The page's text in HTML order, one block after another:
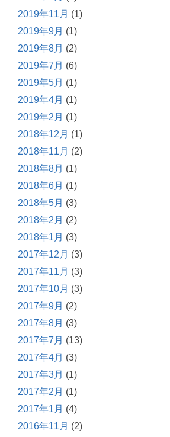
2019年11月 (1)
2019年9月 (1)
2019年8月 (2)
2019年7月 (6)
2019年5月 (1)
2019年4月 (1)
2019年2月 (1)
2018年12月 (1)
2018年11月 (2)
2018年8月 (1)
2018年6月 (1)
2018年5月 (3)
2018年2月 (2)
2018年1月 (3)
2017年12月 (3)
2017年11月 (3)
2017年10月 (3)
2017年9月 (2)
2017年8月 (3)
2017年7月 (13)
2017年4月 (3)
2017年3月 (1)
2017年2月 (1)
2017年1月 (4)
2016年11月 (2)